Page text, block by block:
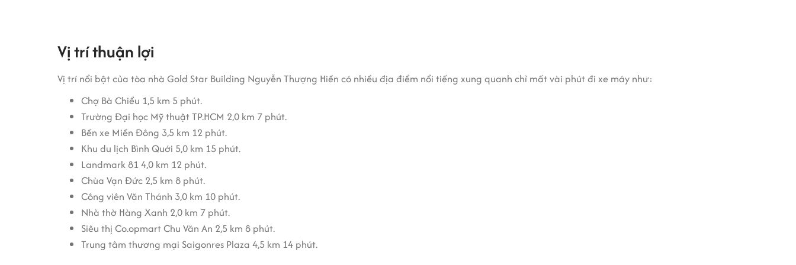
Vị trí thuận lợi
Vị trí nổi bật của tòa nhà Gold Star Building Nguyễn Thượng Hiền có nhiều địa điểm nổi tiếng xung quanh chỉ mất vài phút đi xe máy như:
Chợ Bà Chiểu 1,5 km 5 phút.
Trường Đại học Mỹ thuật TP.HCM 2,0 km 7 phút.
Bến xe Miền Đông 3,5 km 12 phút.
Khu du lịch Bình Quới 5,0 km 15 phút.
Landmark 81 4,0 km 12 phút.
Chùa Vạn Đức 2,5 km 8 phút.
Công viên Văn Thánh 3,0 km 10 phút.
Nhà thờ Hàng Xanh 2,0 km 7 phút.
Siêu thị Co.opmart Chu Văn An 2,5 km 8 phút.
Trung tâm thương mại Saigonres Plaza 4,5 km 14 phút.